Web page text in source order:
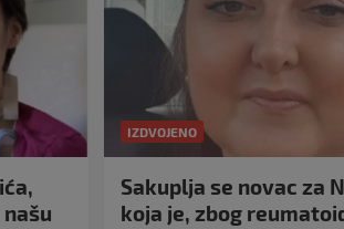
IZDVOJENO
Sakuplja se novac za
koja je, zbog